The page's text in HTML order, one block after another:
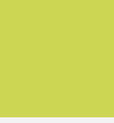
Ruta del sitio